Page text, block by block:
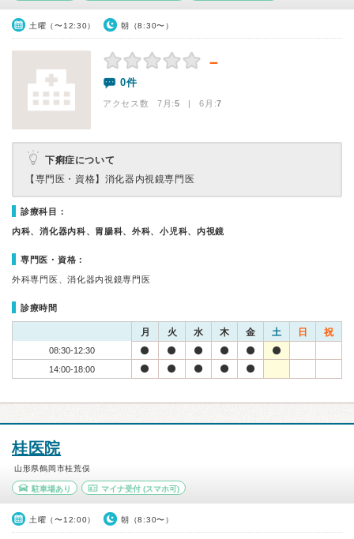
土曜（〜12:30） 朝（8:30〜）
－
0件
アクセス数 7月:5 | 6月:7
下痢症について
【専門医・資格】 消化器内視鏡専門医
診療科目：
内科、消化器内科、胃腸科、外科、小児科、内視鏡
専門医・資格：
外科専門医、消化器内視鏡専門医
診療時間
月 火 水 木 金 土 日 祝
08:30-12:30
14:00-18:00
桂医院
山形県鶴岡市桂荒俣
駐車場あり マイナ受付(スマホ可)
土曜（〜12:00） 朝（8:30〜）